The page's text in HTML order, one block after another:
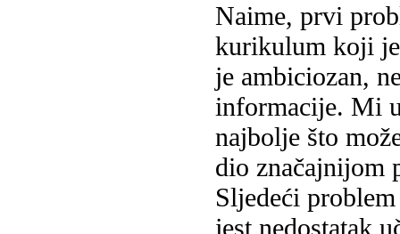
Naime, prvi
kurikulum koji
je ambiciozan,
informacije. Mi
najbolje što
dio značajnijom
Sljedeći
jest nedostatak